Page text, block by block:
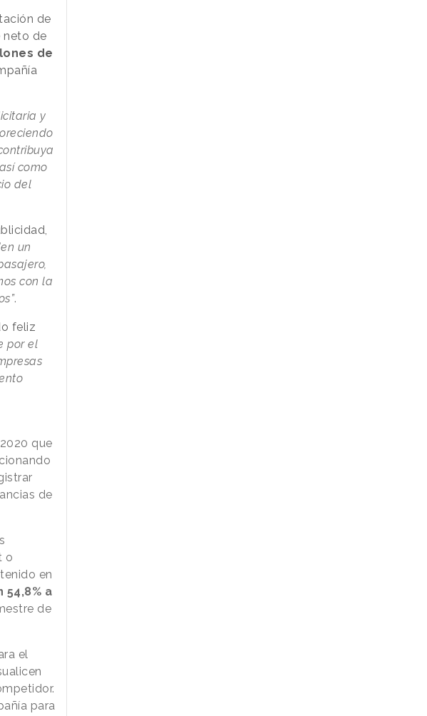
de
neto de
de
y
como
del
un
con la
.
feliz
por el
que
de
o
en
54,8% a
de
el
para